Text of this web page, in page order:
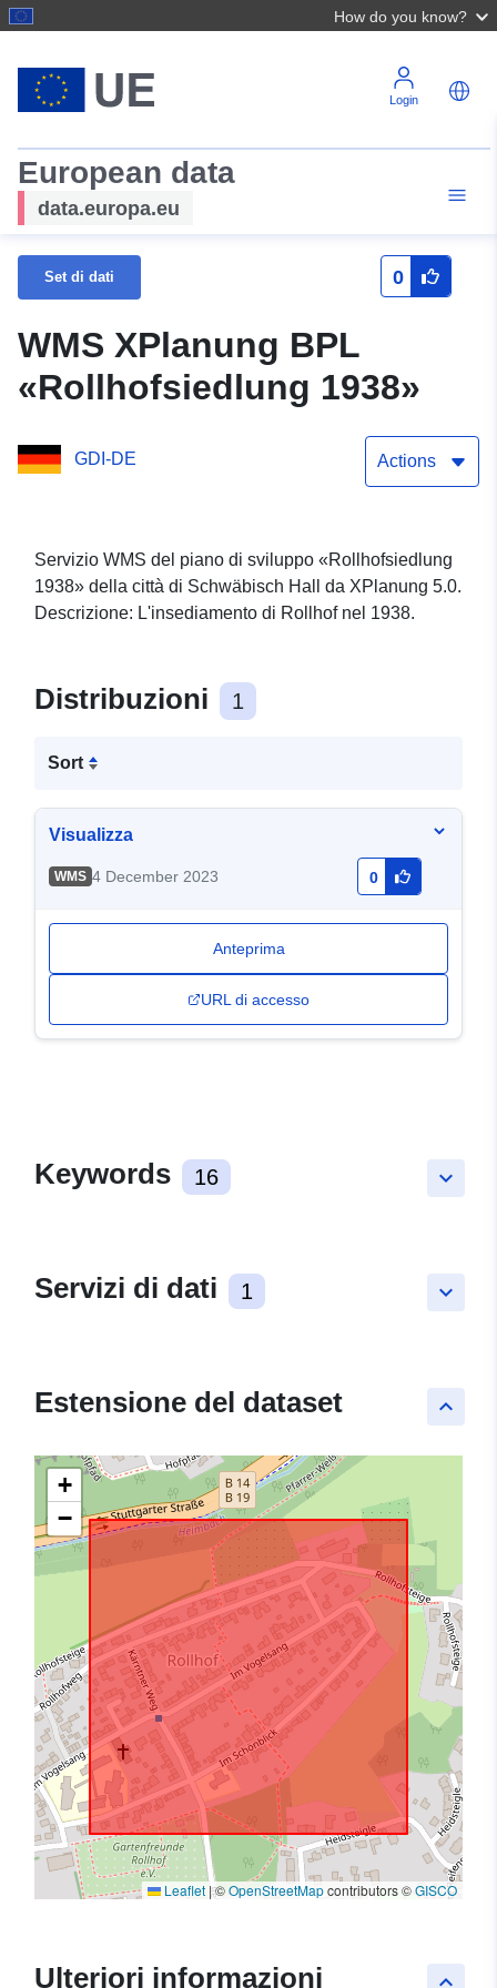
How do you know?
Login
European data
data.europa.eu
Set di dati 0
WMS XPlanung BPL
«Rollhofsiedlung 1938»
GDI-DE Actions
Servizio WMS del piano di sviluppo «Rollhofsiedlung
1938» della città di Schwäbisch Hall da XPlanung 5.0.
Descrizione: L'insediamento di Rollhof nel 1938.
Distribuzioni 1
Sort
Visualizza
WMS 4 December 2023 0
Anteprima
URL di accesso
keyboard_arrow_down
Keywords 16
keyboard_arrow_down
Servizi di dati 1
keyboard_arrow_up
Estensione del dataset
+
−
Leaflet |©OpenStreetMapcontributors ©GISCO
keyboard_arrow_up
Ulteriori informazioni